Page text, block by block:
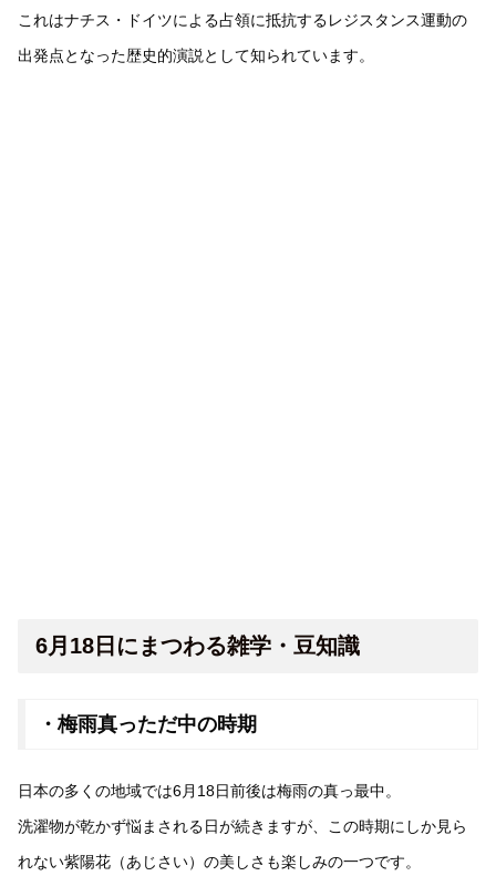
これはナチス・ドイツによる占領に抵抗するレジスタンス運動の
出発点となった歴史的演説として知られています。
6月18日にまつわる雑学・豆知識
・梅雨真っただ中の時期
日本の多くの地域では6月18日前後は梅雨の真っ最中。
洗濯物が乾かず悩まされる日が続きますが、この時期にしか見ら
れない紫陽花（あじさい）の美しさも楽しみの一つです。